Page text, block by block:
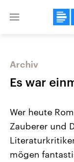
Close
Archiv
Es war
Wer heute
Zauberer und
mögen